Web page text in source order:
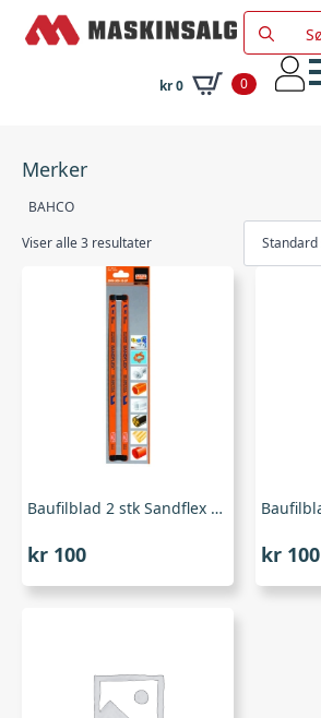
Search
for:
kr0 0
Merker
BAHCO
Viser alle 3 resultater
Baufilblad 2 stk Sandflex 3906, Bahco
kr 100 kr 100